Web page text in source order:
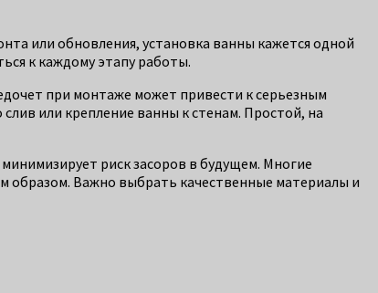
или обновления, установка ванны кажется одной
к каждому этапу работы.
при монтаже может привести к серьезным
или крепление ванны к стенам. Простой, на
риск засоров в будущем. Многие
образом. Важно выбрать качественные материалы и